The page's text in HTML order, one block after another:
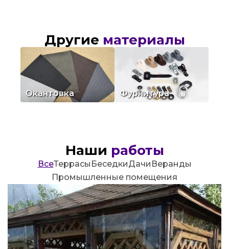
Другие материалы
Окантовка
Посмотреть
Фурнитура
Посмотреть
Наши работы
ВсеТеррасы БеседкиДачи Веранды
Промышленные помещения